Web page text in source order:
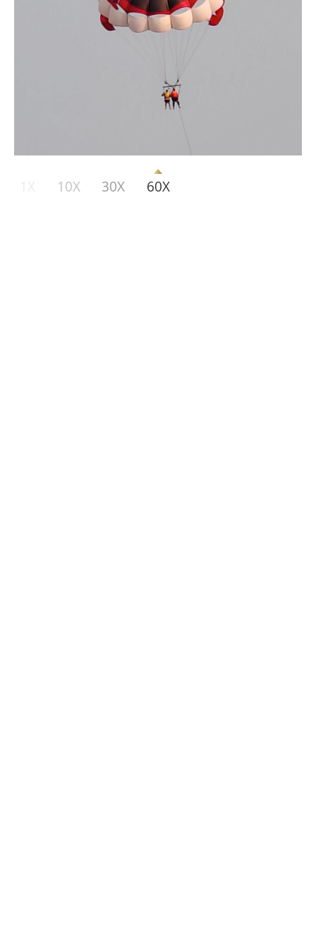
60X
30X
10X